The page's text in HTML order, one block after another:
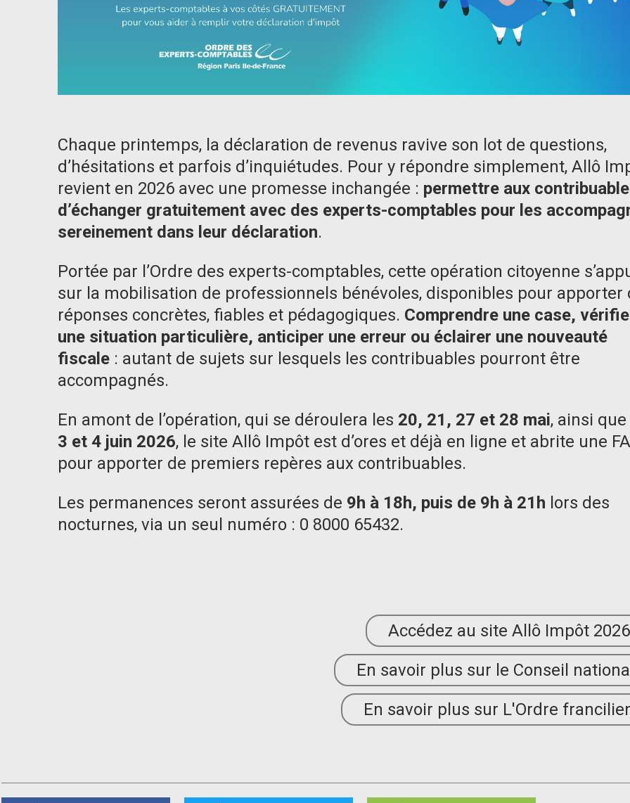
Chaque printemps, la déclaration de revenus ravive son lot de questions,
d’hésitations et parfois d’inquiétudes. Pour y répondre simplement, Allô
revient en 2026 avec une promesse inchangée : permettre aux
d’échanger gratuitement avec des experts-comptables pour les
sereinement dans leur déclaration.
Portée par l’Ordre des experts-comptables, cette opération citoyenne
sur la mobilisation de professionnels bénévoles, disponibles pour apporter
réponses concrètes, fiables et pédagogiques. Comprendre une case,
une situation particulière, anticiper une erreur ou éclairer une nouveauté
fiscale : autant de sujets sur lesquels les contribuables pourront être
accompagnés.
En amont de l’opération, qui se déroulera les 20, 21, 27 et 28 mai, ainsi
3 et 4 juin 2026, le site Allô Impôt est d’ores et déjà en ligne et abrite une
pour apporter de premiers repères aux contribuables.
Les permanences seront assurées de 9h à 18h, puis de 9h à 21h lors des
nocturnes, via un seul numéro : 0 8000 65432.
Accédez au site Allô Impôt
En savoir plus sur le Conseil
En savoir plus sur L'Ordre